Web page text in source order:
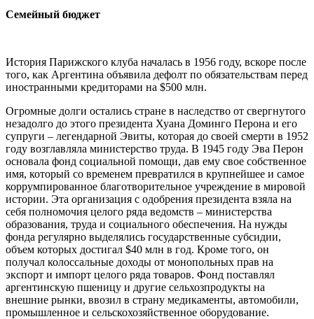
Семейный бюджет
История Парижского клуба началась в 1956 году, вскоре после
того, как Аргентина объявила дефолт по обязательствам перед
иностранными кредиторами на $500 млн.
Огромные долги остались стране в наследство от свергнутого
незадолго до этого президента Хуана Доминго Перона и его
супруги – легендарной Эвиты, которая до своей смерти в 1952
году возглавляла министерство труда. В 1945 году Эва Перон
основала фонд социальной помощи, дав ему свое собственное
имя, который со временем превратился в крупнейшее и самое
коррумпированное благотворительное учреждение в мировой
истории. Эта организация с одобрения президента взяла на
себя полномочия целого ряда ведомств – министерства
образования, труда и социального обеспечения. На нужды
фонда регулярно выделялись государственные субсидии,
объем которых достигал $40 млн в год. Кроме того, он
получал колоссальные доходы от монопольных прав на
экспорт и импорт целого ряда товаров. Фонд поставлял
аргентинскую пшеницу и другие сельхозпродукты на
внешние рынки, ввозил в страну медикаменты, автомобили,
промышленное и сельскохозяйственное оборудование.